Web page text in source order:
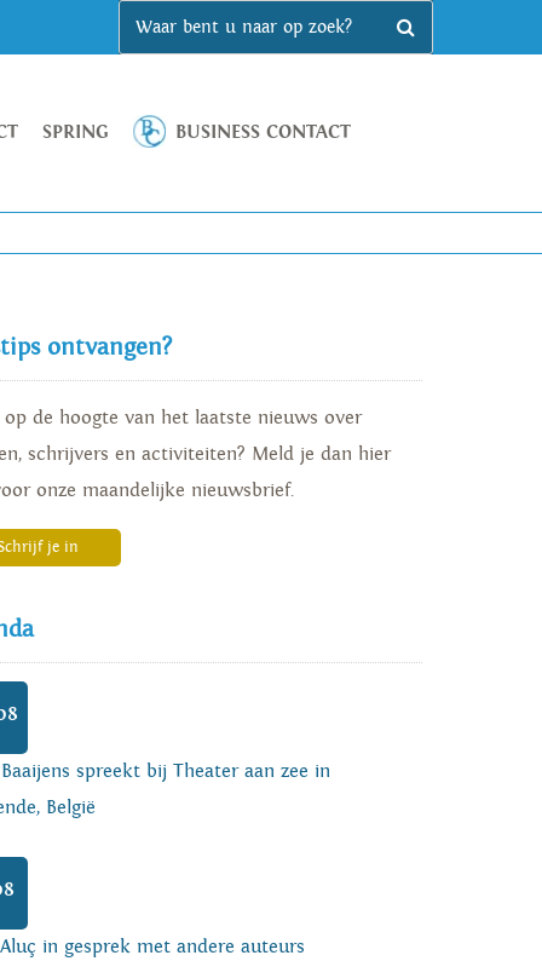
SPRING BUSINESS CONTACT
ontvangen?
de hoogte van het laatste nieuws over
schrijvers en activiteiten? Meld je dan hier
onze maandelijke nieuwsbrief.
je in
spreekt bij Theater aan zee in
België
in gesprek met andere auteurs